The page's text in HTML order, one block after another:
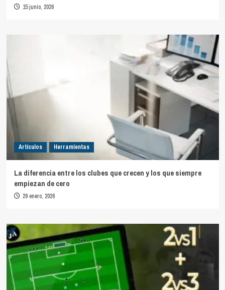
15 junio, 2026
Artículos Herramientas
La diferencia entre los clubes que crecen y los que siempre
empiezan de cero
29 enero, 2026